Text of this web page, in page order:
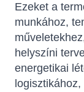
Ezeket a
munkához,
helyszíni
energetikai